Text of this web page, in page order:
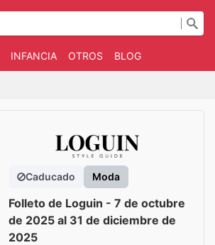
INFANCIA OTROS BLOG
Caducado Moda
Folleto de Loguin - 7 de octubre
de 2025 al 31 de diciembre de
2025